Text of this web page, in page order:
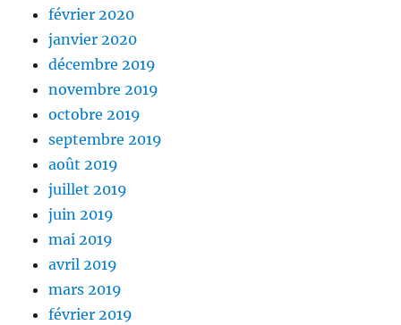
février 2020
janvier 2020
décembre 2019
novembre 2019
octobre 2019
septembre 2019
août 2019
juillet 2019
juin 2019
mai 2019
avril 2019
mars 2019
février 2019